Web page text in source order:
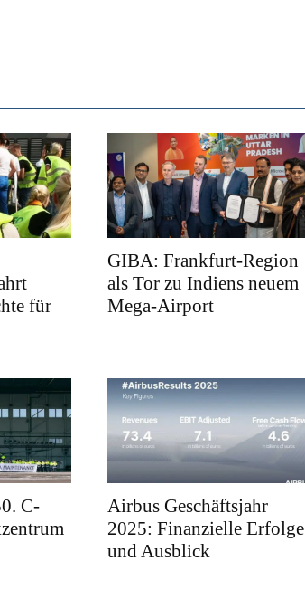
für
GIBA: Frankfurt-Region
als Tor zu Indiens neuem
Mega-Airport
C-
Airbus Geschäftsjahr
2025: Finanzielle Erfolge
und Ausblick